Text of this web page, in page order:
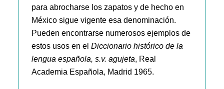
para abrocharse los zapatos y de hecho en
México sigue vigente esa denominación.
Pueden encontrarse numerosos ejemplos de
estos usos en elDiccionario histórico de la
lengua española, s.v. agujeta, Real
Academia Española, Madrid 1965.